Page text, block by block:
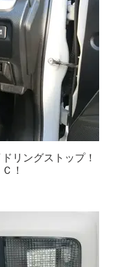
リングストップ！
！